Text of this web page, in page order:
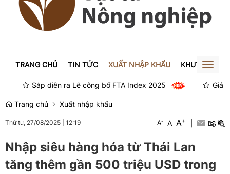
TRANG CHỦ TIN TỨC XUẤT NHẬP KHẨU KHUYẾNToggle
Sắp diễn ra Lễ công bố FTA Index 2025
Giá xe
Trang chủ Xuất nhập khẩu
Thứ tư, 27/08/2025 12:19 A- A A+
Nhập siêu hàng hóa từ Thái Lan
tăng thêm gần 500 triệu USD trong